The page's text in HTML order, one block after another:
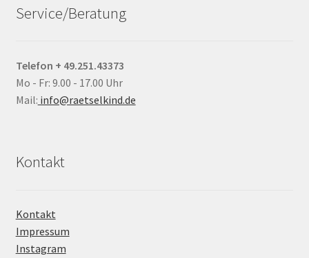
Service/Beratung
Telefon + 49.251.43373
Mo - Fr: 9.00 - 17.00 Uhr
Mail: info@raetselkind.de
Kontakt
Kontakt
Impressum
Instagram